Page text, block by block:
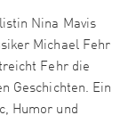
Nina Mavis
Michael Fehr
Fehr die
Geschichten. Ein
Humor und